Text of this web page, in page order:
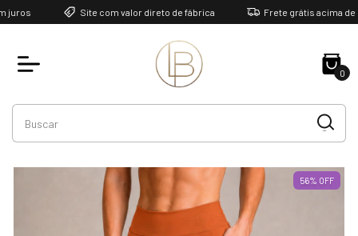
Site com valor direto de fábrica Frete grátis acima de
0
56% OFF